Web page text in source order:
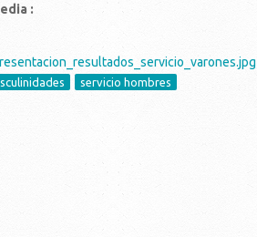
:
servicio hombres